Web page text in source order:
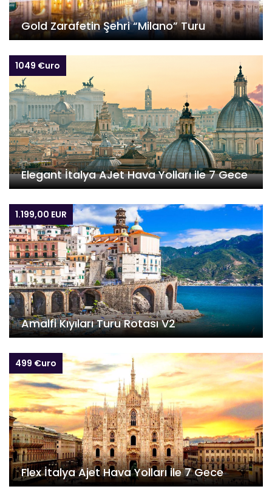
Gold Zarafetin Şehri “Milano” Turu
1049 €uro
Elegant İtalya AJet Hava Yolları ile 7 Gece
1.199,00 EUR
Amalfi Kıyıları Turu Rotası V2
499 €uro
Flex İtalya Ajet Hava Yolları ile 7 Gece